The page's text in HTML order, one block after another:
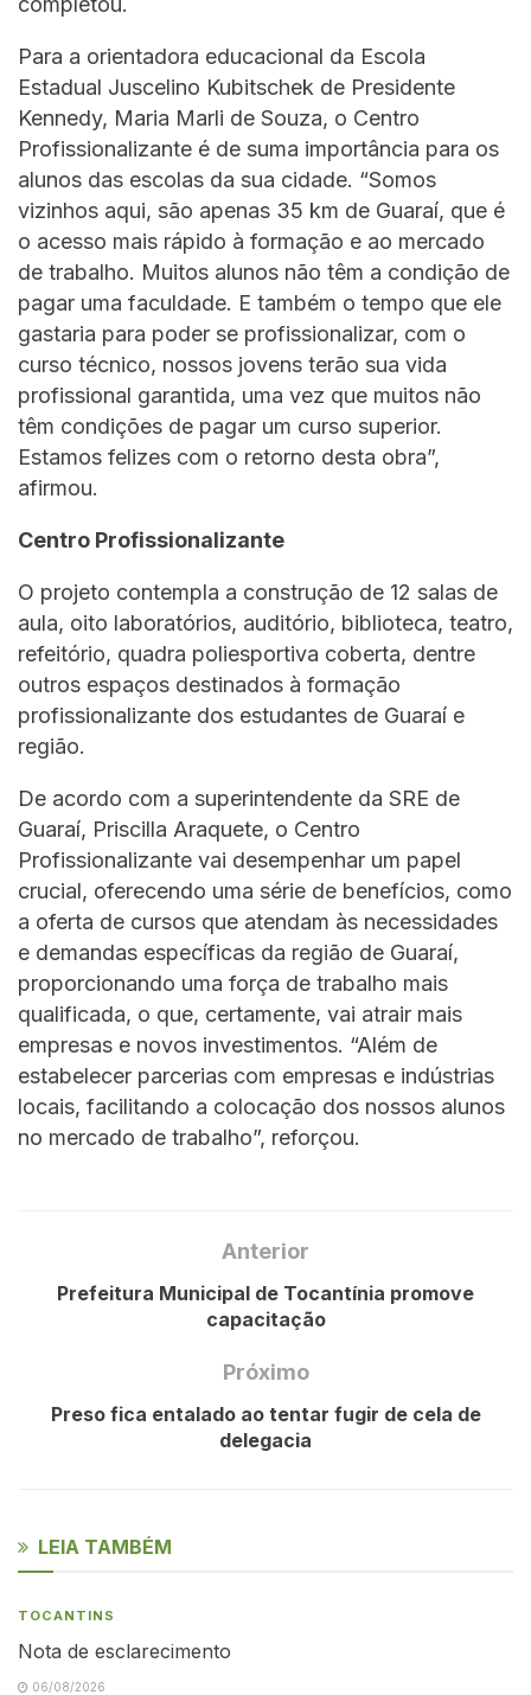
Para a orientadora educacional da Escola
Estadual Juscelino Kubitschek de Presidente
Kennedy, Maria Marli de Souza, o Centro
Profissionalizante é de suma importância para os
alunos das escolas da sua cidade. “Somos
vizinhos aqui, são apenas 35 km de Guaraí, que é
o acesso mais rápido à formação e ao mercado
de trabalho. Muitos alunos não têm a condição de
pagar uma faculdade. E também o tempo que ele
gastaria para poder se profissionalizar, com o
curso técnico, nossos jovens terão sua vida
profissional garantida, uma vez que muitos não
têm condições de pagar um curso superior.
Estamos felizes com o retorno desta obra”,
afirmou.
Centro Profissionalizante
O projeto contempla a construção de 12 salas de
aula, oito laboratórios, auditório, biblioteca, teatro,
refeitório, quadra poliesportiva coberta, dentre
outros espaços destinados à formação
profissionalizante dos estudantes de Guaraí e
região.
De acordo com a superintendente da SRE de
Guaraí, Priscilla Araquete, o Centro
Profissionalizante vai desempenhar um papel
crucial, oferecendo uma série de benefícios, como
a oferta de cursos que atendam às necessidades
e demandas específicas da região de Guaraí,
proporcionando uma força de trabalho mais
qualificada, o que, certamente, vai atrair mais
empresas e novos investimentos. “Além de
estabelecer parcerias com empresas e indústrias
locais, facilitando a colocação dos nossos alunos
no mercado de trabalho”, reforçou.
Anterior
Prefeitura Municipal de Tocantínia promove
capacitação
Próximo
Preso fica entalado ao tentar fugir de cela de
delegacia
LEIA TAMBÉM
TOCANTINS
Nota de esclarecimento
06/08/2026